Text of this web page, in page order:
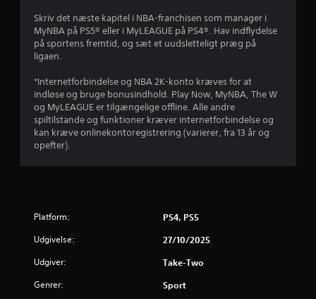
n
d
a
Skriv det næste kapitel i NBA-franchisen som manager i
MyNBA på PS5® eller i MyLEAGUE på PS4®. Hav indflydelse
på sportens fremtid, og sæt et uudsletteligt præg på
ligaen.
*Internetforbindelse og NBA 2K-konto kræves for at
indløse og bruge bonusindhold. Play Now, MyNBA, The W
og MyLEAGUE er tilgængelige offline. Alle andre
spiltilstande og funktioner kræver internetforbindelse og
kan kræve onlinekontoregistrering (varierer, fra 13 år og
opefter).
Platform: PS4, PS5
Udgivelse: 27/10/2025
Udgiver: Take-Two
Genrer: Sport